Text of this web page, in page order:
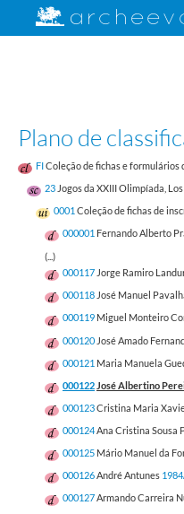
Plano de
FIColeção de fichas e formulários
23 Jogos da XXIII Olimpíada,
0001 Coleção de fichas de
000001 Fernando Alberto
(...)
000117 Jorge Ramiro
000118 José Manuel
000119 Miguel Monteiro
000120 José Amado
000121 Maria Manuela
000122 José Albertino
000123Cristina Maria
000124Ana Cristina Sousa
000125 Mário Manuel da
000126André Antunes
000127Armando Carreira